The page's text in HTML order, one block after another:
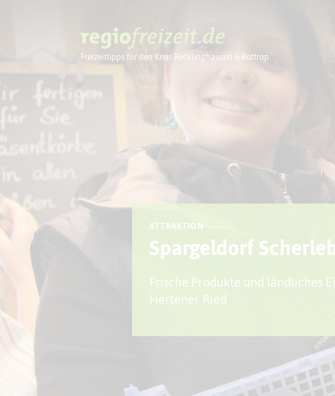
Freizeittipps für den Kreis Recklinghausen & Bottrop
Ausflugstipps
ATTRAKTION
Spargeldorf
Frische Produkte und ländliches
Hertener Ried